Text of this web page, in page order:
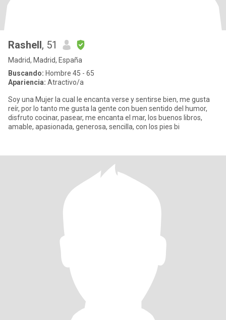
Rashell, 51
Madrid, Madrid, España
Buscando: Hombre 45 - 65
Apariencia: Atractivo/a
Soy una Mujer la cual le encanta verse y sentirse bien, me gusta
reír, por lo tanto me gusta la gente con buen sentido del humor,
disfruto cocinar, pasear, me encanta el mar, los buenos libros,
amable, apasionada, generosa, sencilla, con los pies bi